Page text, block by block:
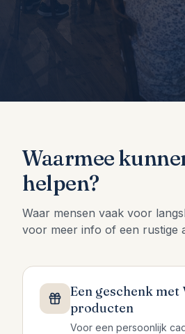
Waarmee
helpen?
Waar mensen vaak voor
voor meer info of een rustige
Een geschenk met
producten
Voor een persoonlijk